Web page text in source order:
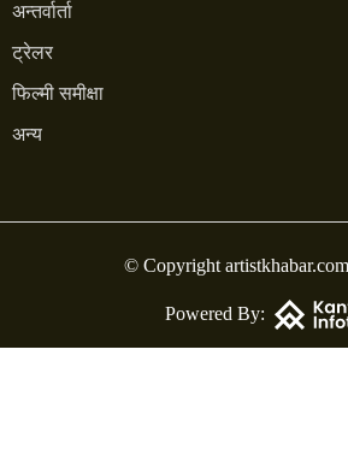
अन्तर्वार्ता
ट्रेलर
फिल्मी समीक्षा
अन्य
© Copyright
Powered By: